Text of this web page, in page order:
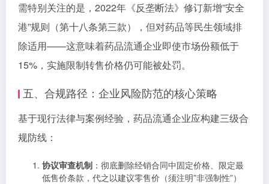
需特别关注的是，2022年《反垄断法》修订新增”安全
港”规则（第十八条第三款），但对药品等民生领域排
除适用——这意味着药品流通企业即使市场份额低于
15%，实施限制转售价格仍可能被处罚。
五、合规路径：企业风险防范的核心策略
基于现行法律与案例经验，药品流通企业应构建三级合
规防线：
协议审查机制 ：彻底删除经销合同中固定价格、限定最
低售价条款，代之以建议零售价（须注明”非强制性”）